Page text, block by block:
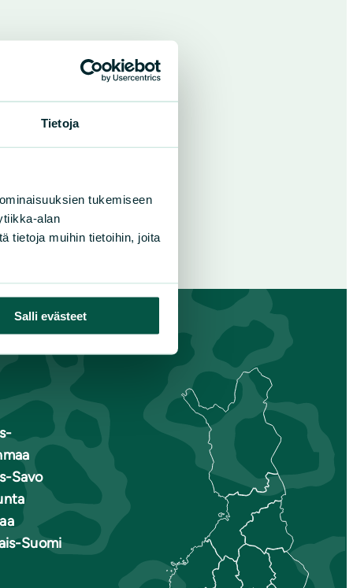
Tietoja
tukemiseen
alan
tietoja muihin tietoihin, joita
Salli evästeet
Savo
Suomi